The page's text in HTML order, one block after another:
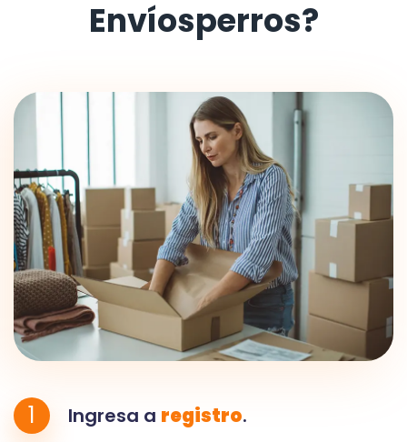
Envíosperros?
1 Ingresa a registro.